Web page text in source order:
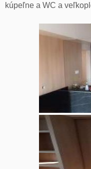
kúpeľne a WC a